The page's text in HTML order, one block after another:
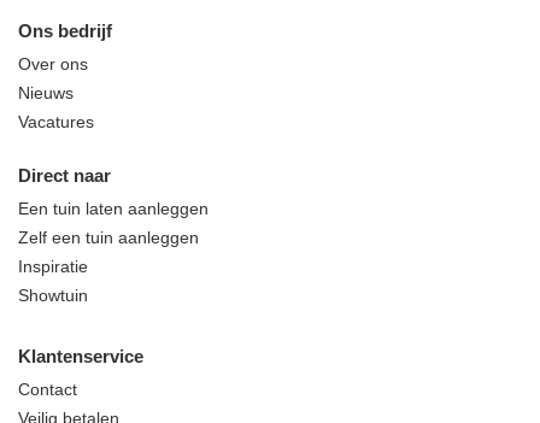
Ons bedrijf
Over ons
Nieuws
Vacatures
Direct naar
Een tuin laten aanleggen
Zelf een tuin aanleggen
Inspiratie
Showtuin
Klantenservice
Contact
Veilig betalen